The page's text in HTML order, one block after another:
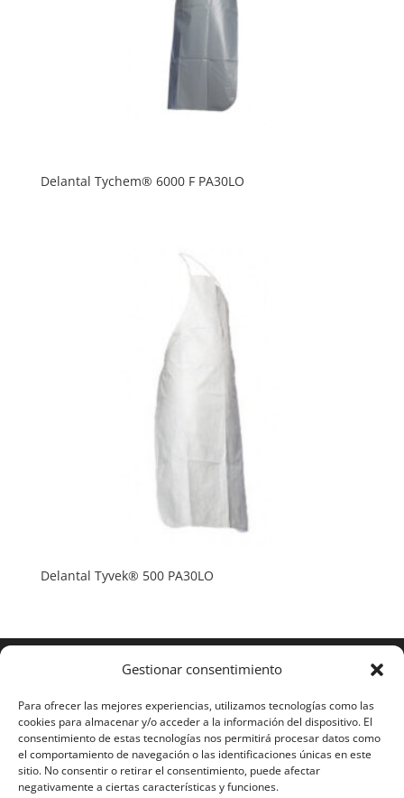
Gestionar consentimiento
Para ofrecer las mejores experiencias, utilizamos tecnologías como las
cookies para almacenar y/o acceder a la información del dispositivo. El
consentimiento de estas tecnologías nos permitirá procesar datos como
el comportamiento de navegación o las identificaciones únicas en este
sitio. No consentir o retirar el consentimiento, puede afectar
negativamente a ciertas características y funciones.
Delantal Tychem® 6000 F PA30LO
Delantal Tyvek® 500 PA30LO